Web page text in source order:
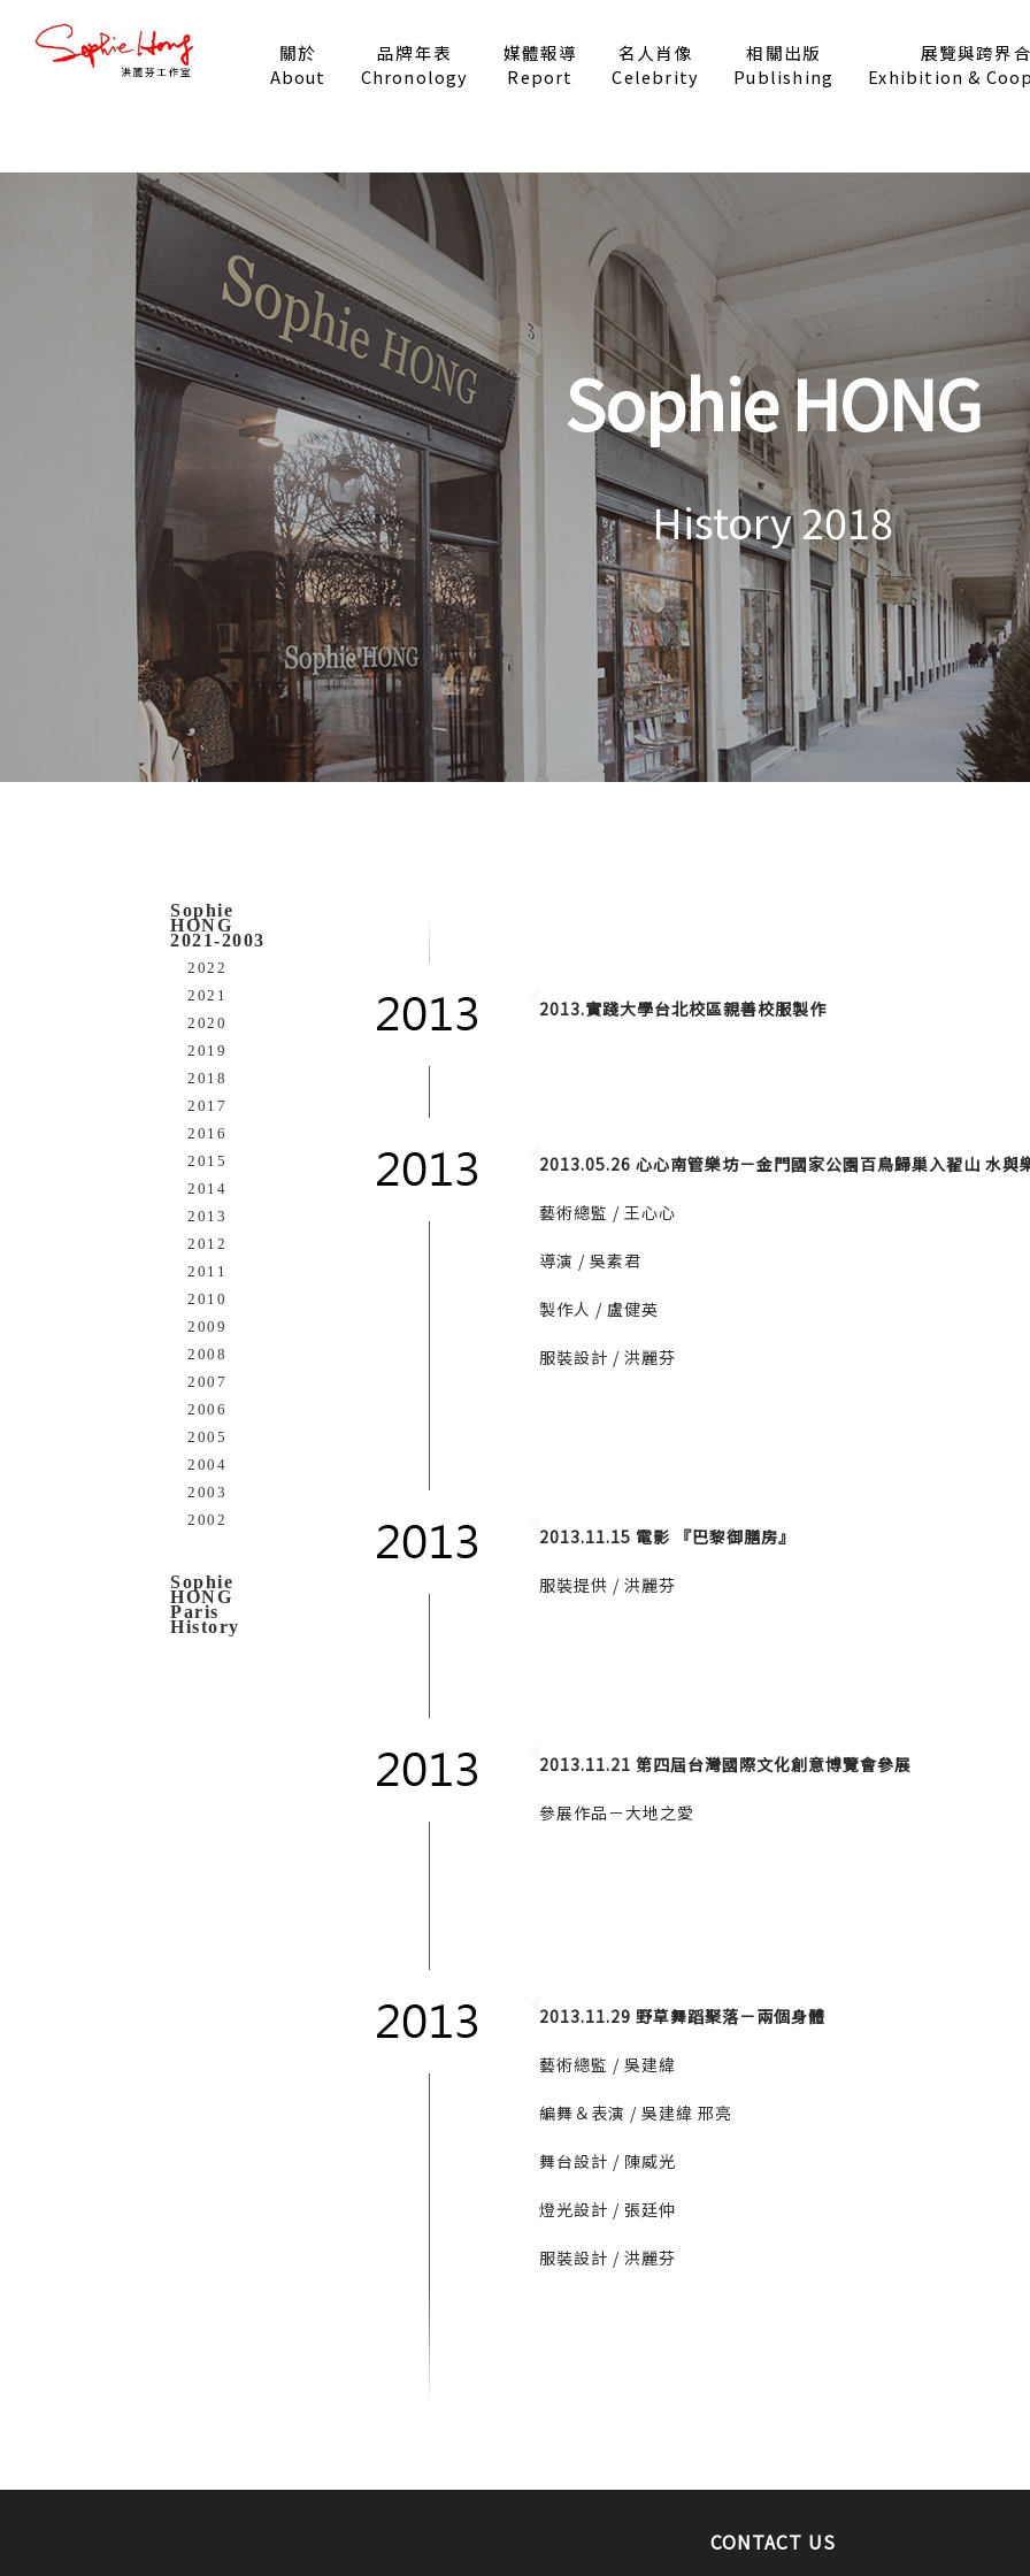
Sophie HONG
History 2018
關於
About
品牌年表
Chronology
媒體報導
Report
名人肖像
Celebrity
相關出版
Publishing
展覽與跨界
Exhibition &
Sophie
HONG
2021-2003
2022
2021
2020
2019
2018
2017
2016
2015
2014
2013
2012
2011
2010
2009
2008
2007
2006
2005
2004
2003
2002
Sophie
HONG
Paris
History
2013.實踐大學台北校區親善校服製作
2013.05.26 心心南管樂坊－金門國家公園百鳥歸巢入翟山 水與
藝術總監 / 王心心
導演 / 吳素君
製作人 / 盧健英
服裝設計 / 洪麗芬
2013.11.15 電影 『巴黎御膳房』
服裝提供 / 洪麗芬
2013.11.21 第四屆台灣國際文化創意博覽會參展
參展作品－大地之愛
2013.11.29 野草舞蹈聚落－兩個身體
藝術總監 / 吳建緯
編舞＆表演 / 吳建緯 邢亮
舞台設計 / 陳威光
燈光設計 / 張廷仲
服裝設計 / 洪麗芬
CONTACT US